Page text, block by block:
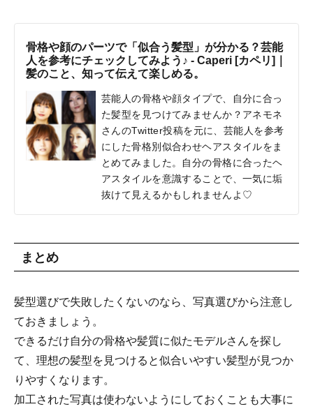
骨格や顔のパーツで「似合う髪型」が分かる？芸能
人を参考にチェックしてみよう♪ - Caperi [カペリ]｜
髪のこと、知って伝えて楽しめる。
芸能人の骨格や顔タイプで、自分に合っ
た髪型を見つけてみませんか？アネモネ
さんのTwitter投稿を元に、芸能人を参考
にした骨格別似合わせヘアスタイルをま
とめてみました。自分の骨格に合ったヘ
アスタイルを意識することで、一気に垢
抜けて見えるかもしれませんよ♡
まとめ
髪型選びで失敗したくないのなら、写真選びから注意し
ておきましょう。
できるだけ自分の骨格や髪質に似たモデルさんを探し
て、理想の髪型を見つけると似合いやすい髪型が見つか
りやすくなります。
加工された写真は使わないようにしておくことも大事に